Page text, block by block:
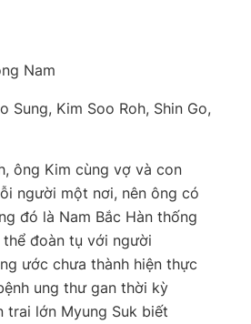
Nam
Sung, Kim Soo Roh, Shin Go,
ông Kim cùng vợ và con
người một nơi, nên ông có
đó là Nam Bắc Hàn thống
đoàn tụ với người
ước chưa thành hiện thực
ung thư gan thời kỳ
trai lớn Myung Suk biết